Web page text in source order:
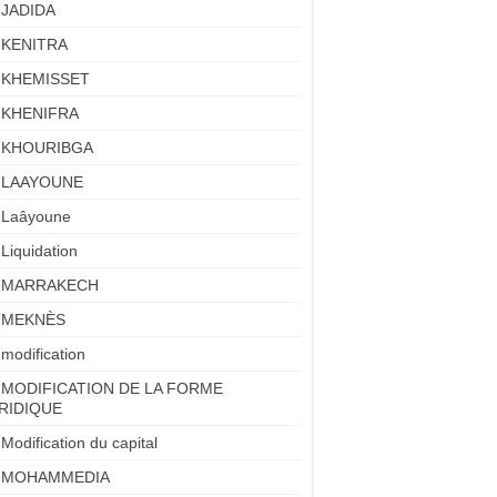
JADIDA
KENITRA
KHEMISSET
KHENIFRA
KHOURIBGA
LAAYOUNE
Laâyoune
Liquidation
MARRAKECH
MEKNÈS
modification
MODIFICATION DE LA FORME
Modification du capital
MOHAMMEDIA